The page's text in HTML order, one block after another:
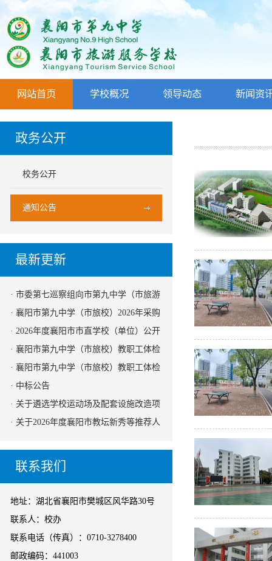
网站首页 学校概况 领导动态 新闻资
政务公开
校务公开
通知公告
最新更新
· 市委第七巡察组向市第九中学（市旅游
服务学校）党组织反馈巡察情况
· 襄阳市第九中学（市旅校）2026年采购
爱心助农消费品招标公告
· 2026年度襄阳市市直学校（单位）公开
招（选）聘工作人员资格复审公告
· 襄阳市第九中学（市旅校）教职工体检
承检医院招标采购结果公示
· 襄阳市第九中学（市旅校）教职工体检
承检医院 招标采购公告
· 中标公告
· 关于遴选学校运动场及配套设施改造项
目 初步设计、概算编制公司的 竞争性磋
· 关于2026年度襄阳市教坛新秀等推荐人
联系我们
地址：湖北省襄阳市樊城区风华路30号
联系人：校办
联系电话（传真）：0710-3278400
邮政编码：441003